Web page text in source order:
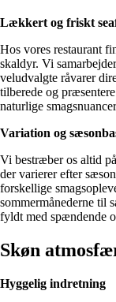
Lækkert og friskt
Hos vores restaurant
skaldyr. Vi
veludvalgte råvarer
tilberede og
naturlige
Variation og
Vi bestræber os altid
der varierer efter
forskellige
sommermånederne til
fyldt med spændende
Skøn
Hyggelig indretning